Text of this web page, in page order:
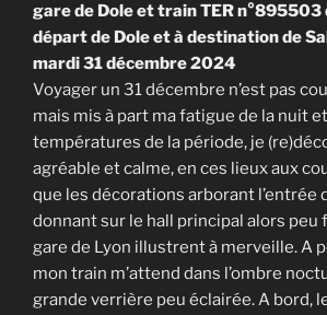
gare de Dole et train TER n°895503
départ de Dole et à destination de
mardi 31 décembre 2024
Voyager un 31 décembre n’est pas
mais mis à part ma fatigue de la nuit
températures de la période, je
agréable et calme, en ces lieux aux
que les décorations arborant l’entrée
donnant sur le hall principal alors peu
gare de Lyon illustrent à merveille. A
mon train m’attend dans l’ombre
grande verrière peu éclairée. A bord,